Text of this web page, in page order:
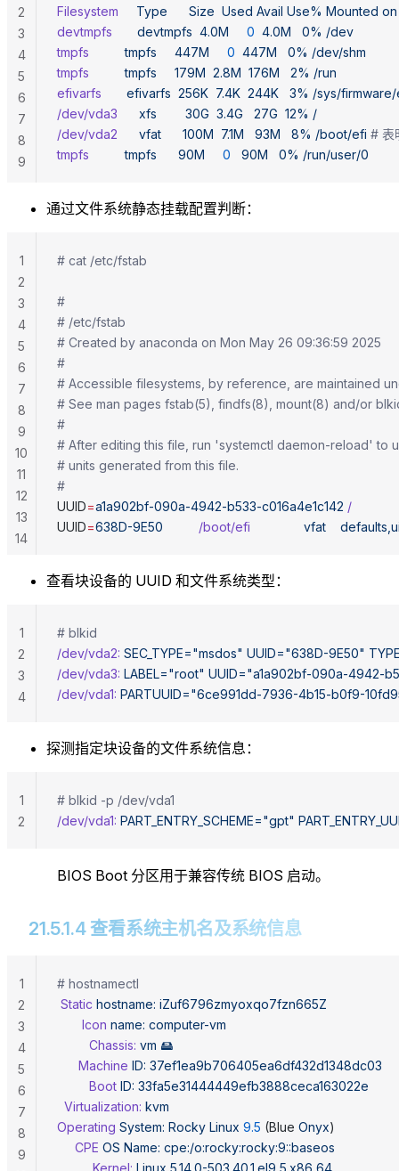
Filesystem
     Type
      Size
  Used
Avail Use% Mounted on
devtmpfs
       devtmpfs
  4.0M
     0
  4.0M
   0%
/dev
tmpfs
          tmpfs
     447M
     0
  447M
   0%
/dev/shm
tmpfs
          tmpfs
     179M
  2.8M
  176M
   2%
/run
efivarfs
       efivarfs
  256K
  7.4K
  244K
   3%
/sys/
/dev/vda3
      xfs
        30G
  3.4G
   27G
  12%
/
/dev/vda2
      vfat
      100M
  7.1M
   93M
   8%
/boot/efi
#
tmpfs
          tmpfs
      90M
     0
   90M
   0%
/run/user/0
2
3
4
5
6
7
8
9
通过文件系统静态挂载配置判断：
# cat /etc/fstab
#
# /etc/fstab
# Created by anaconda on Mon May 26 09:36:59 2025
#
# Accessible filesystems, by reference, are maintained
# See man pages fstab(5), findfs(8), mount(8) and/or
#
# After editing this file, run 'systemctl daemon-reload' to
# units generated from this file.
#
UUID=a1a902bf-090a-4942-b533-c016a4e1c142 /
UUID=638D-9E50
          /boot/efi
               vfat
1
2
3
4
5
6
7
8
9
10
11
12
13
14
查看块设备的 UUID 和文件系统类型：
# blkid
/dev/vda2: SEC_TYPE="msdos" UUID="638D-9E50"
/dev/vda3: LABEL="root" UUID="a1a902bf-090a-4942-
/dev/vda1: PARTUUID="6ce991dd-7936-4b15-b0f9-
1
2
3
4
探测指定块设备的文件系统信息：
# blkid -p /dev/vda1
/dev/vda1: PART_ENTRY_SCHEME="gpt"
1
2
BIOS Boot 分区用于兼容传统 BIOS 启动。
21.5.1.4 查看系统主机名及系统信息
# hostnamectl
Static hostname: iZuf6796zmyoxqo7fzn665Z
       Icon
name: computer-vm
         Chassis:
vm 🖴
      Machine
ID: 37ef1ea9b706405ea6df432d1348dc03
         Boot
ID: 33fa5e31444449efb3888ceca163022e
  Virtualization:
kvm
Operating System: Rocky Linux 9.5 (Blue Onyx)
     CPE
OS Name: cpe:/o:rocky:rocky:9::baseos
          Kernel:
Linux 5.14.0-503.40.1.el9_5.x86_64
1
2
3
4
5
6
7
8
9